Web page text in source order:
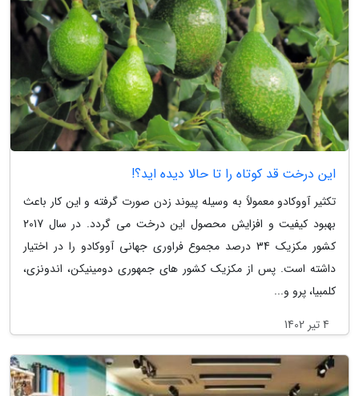
این درخت قد کوتاه را تا حالا دیده اید؟!
تکثیر آووکادو معمولاً به وسیله پیوند زدن صورت گرفته و این کار باعث
بهبود کیفیت و افزایش محصول این درخت می گردد. در سال 2017
کشور مکزیک 34 درصد مجموع فراوری جهانی آووکادو را در اختیار
داشته است. پس از مکزیک کشور های جمهوری دومینیکن، اندونزی،
کلمبیا، پرو و...
4 تیر 1402